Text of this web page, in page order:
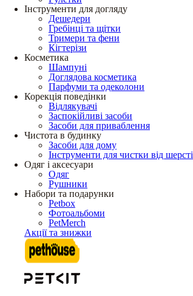
Інструменти для догляду
Дешедери
Гребінці та щітки
Тримери та фени
Кігтерізи
Косметика
Шампуні
Доглядова косметика
Парфуми та одеколони
Корекція поведінки
Відлякувачі
Заспокійливі засоби
Засоби для приваблення
Чистота в будинку
Засоби для дому
Інструменти для чистки від шерсті
Одяг і аксесуари
Одяг
Рушники
Набори та подарунки
Petbox
Фотоальбоми
PetMerch
Акції та знижки